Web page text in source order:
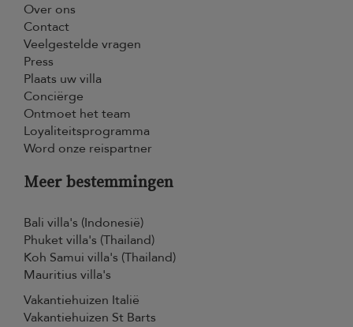
Over ons
Contact
Veelgestelde vragen
Press
Plaats uw villa
Conciërge
Ontmoet het team
Loyaliteitsprogramma
Word onze reispartner
Meer bestemmingen
Bali villa's (Indonesië)
Phuket villa's (Thailand)
Koh Samui villa's (Thailand)
Mauritius villa's
Vakantiehuizen Italië
Vakantiehuizen St Barts